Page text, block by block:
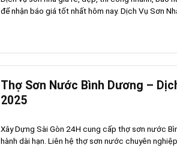
để nhận báo giá tốt nhất hôm nay. Dịch Vụ Sơn Nhà
Thợ Sơn Nước Bình Dương –
2025
Xây Dựng Sài Gòn 24H cung cấp thợ sơn nước
hành dài hạn. Liên hệ thợ sơn nước chuyên nghiệp